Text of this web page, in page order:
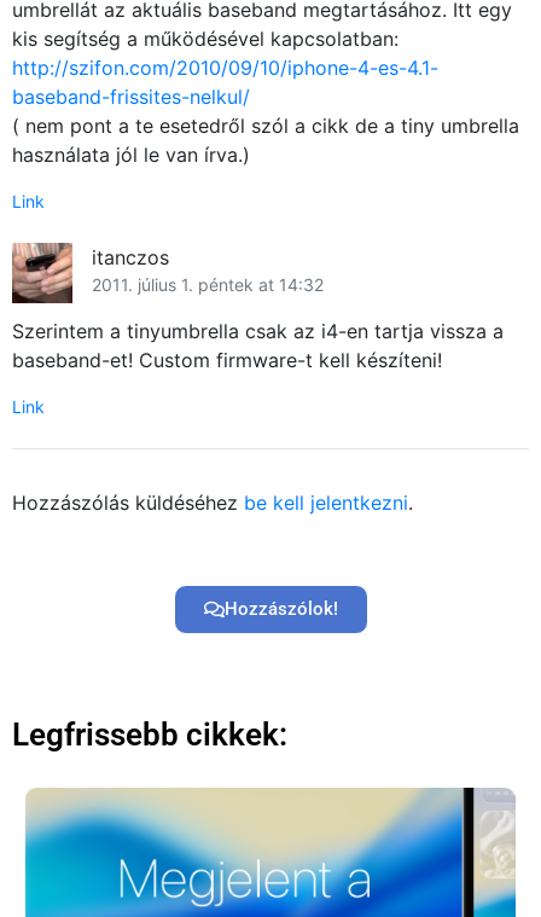
umbrellát az aktuális baseband megtartásához. Itt egy
kis segítség a működésével kapcsolatban:
http://szifon.com/2010/09/10/iphone-4-es-4.1-
baseband-frissites-nelkul/
( nem pont a te esetedről szól a cikk de a tiny umbrella
használata jól le van írva.)
Link
itanczos
2011. július 1. péntek at 14:32
Szerintem a tinyumbrella csak az i4-en tartja vissza a
baseband-et! Custom firmware-t kell készíteni!
Link
Hozzászólás küldéséhez be kell jelentkezni.
Hozzászólok!
Legfrissebb cikkek: